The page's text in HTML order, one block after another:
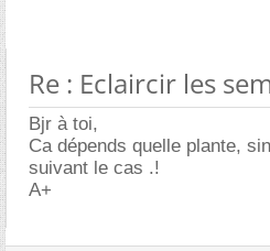
Re : Eclaircir les
Bjr à toi,
Ca dépends quelle plante,
suivant le cas .!
A+